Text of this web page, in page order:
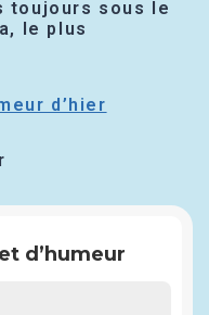
toujours sous le
le plus
d’hier
d’humeur